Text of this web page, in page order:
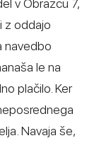
v Obrazcu 7,
z oddajo
navedbo
le na
plačilo. Ker
Navaja še,